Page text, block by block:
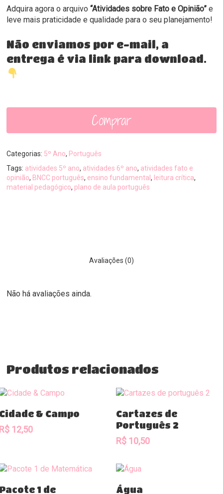
Adquira agora o arquivo“Atividades sobre Fato e Opinião” e
leve mais praticidade e qualidade para o seu planejamento!
Não enviamos por e-mail, a
entrega é via link para download.
Comprar
Categorias: 5º Ano, Português
Tags: atividades 5º ano, atividades 6º ano, atividades fato e
opinião, BNCC português, ensino fundamental, leitura crítica,
material pedagógico, plano de aula português
Avaliações (0)
Não há avaliações ainda.
Produtos relacionados
Comprar
& Campo
12,50
Comprar
Cartazes de
Português 2
R$ 10,50
Comprar
1 de
Água